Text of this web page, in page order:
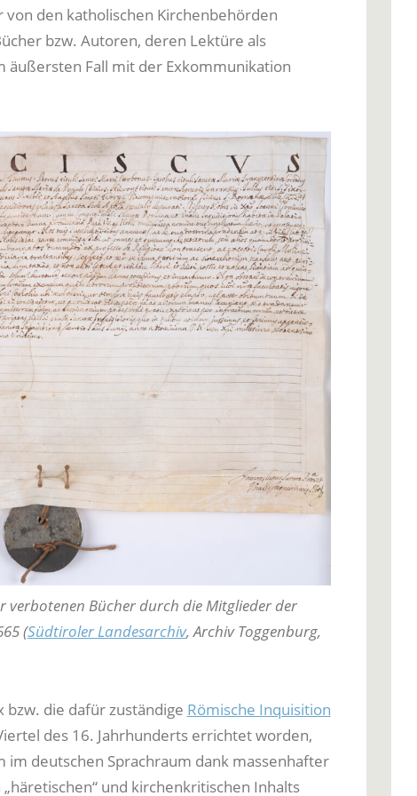
von den katholischen Kirchenbehörden
bzw. Autoren, deren Lektüre als
äußersten Fall mit der Exkommunikation
verbotenen Bücher durch die Mitglieder der
(Südtiroler Landesarchiv, Archiv Toggenburg,
die dafür zuständige Römische Inquisition
des 16. Jahrhunderts errichtet worden,
im deutschen Sprachraum dank massenhafter
und kirchenkritischen Inhalts